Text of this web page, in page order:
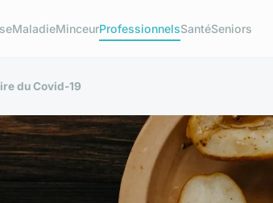
MaladieMinceurProfessionnelsSantéSeniors
du Covid-19